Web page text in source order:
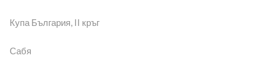
Купа България, II кръг
Сабя